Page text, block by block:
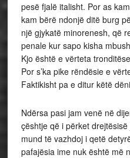
pesë fjalë italisht. Por as
kam bërë ndonjë ditë burg
një gjykatë minorenesh, që
penale kur sapo kisha
Kjo është e vërteta
Por s’ka pike rëndësie e
Faktikisht pa e ditur këtë
Ndërsa pasi jam venë në
çështje që i përket
mund të vazhdoj i qetë
pafajësia ime nuk është më